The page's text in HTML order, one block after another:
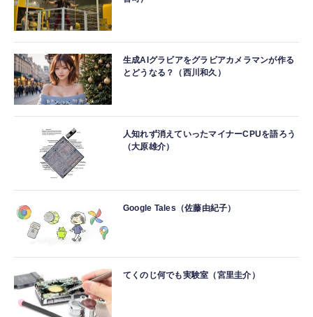
生成AIグラビアをグラビアカメラマンが作る
とどうなる？（西川和久）
人知れず消えていったマイナーCPUを語ろう
（大原雄介）
Google Tales（佐藤由紀子）
てくのじ何でも実験室（宮里圭介）